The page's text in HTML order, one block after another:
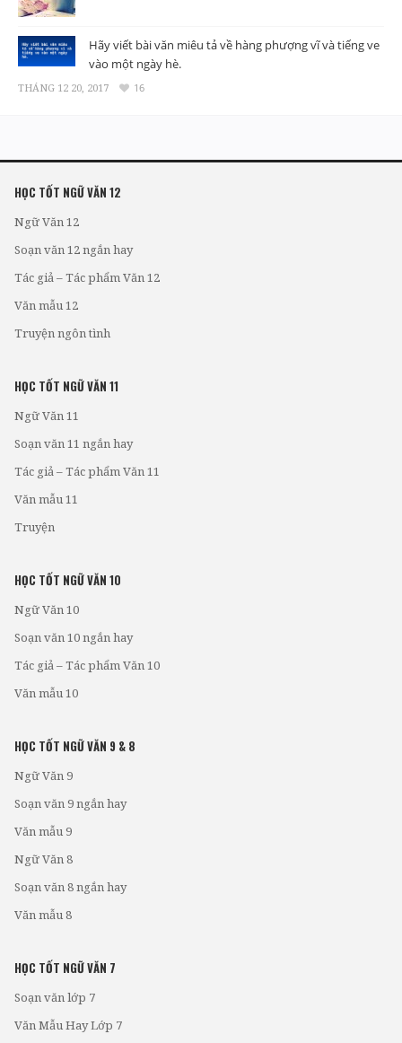
Hãy viết bài văn miêu tả về hàng phượng vĩ và tiếng ve
vào một ngày hè.
THÁNG 12 20, 2017 16
HỌC TỐT NGỮ VĂN 12
Ngữ Văn 12
Soạn văn 12 ngắn hay
Tác giả – Tác phẩm Văn 12
Văn mẫu 12
Truyện ngôn tình
HỌC TỐT NGỮ VĂN 11
Ngữ Văn 11
Soạn văn 11 ngắn hay
Tác giả – Tác phẩm Văn 11
Văn mẫu 11
Truyện
HỌC TỐT NGỮ VĂN 10
Ngữ Văn 10
Soạn văn 10 ngắn hay
Tác giả – Tác phẩm Văn 10
Văn mẫu 10
HỌC TỐT NGỮ VĂN 9 & 8
Ngữ Văn 9
Soạn văn 9 ngắn hay
Văn mẫu 9
Ngữ Văn 8
Soạn văn 8 ngắn hay
Văn mẫu 8
HỌC TỐT NGỮ VĂN 7
Soạn văn lớp 7
Văn Mẫu Hay Lớp 7